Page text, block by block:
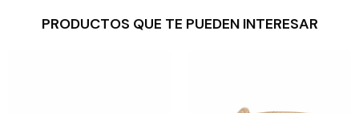
PRODUCTOS QUE TE PUEDEN INTERESAR